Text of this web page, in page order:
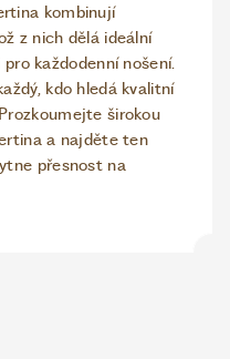
kombinují
z nich dělá ideální
každodenní nošení.
kdo hledá kvalitní
širokou
a najděte ten
přesnost na